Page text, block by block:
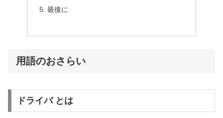
最後に
用語のおさらい
ドライバ とは